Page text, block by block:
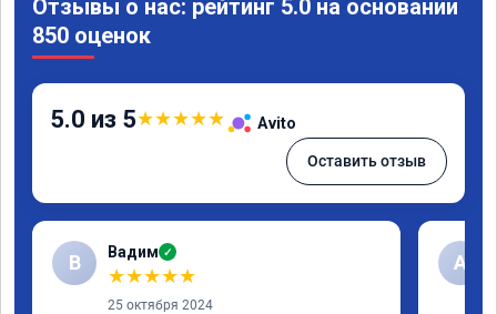
Отзывы о нас: рейтинг 5.0 на основании
850 оценок
5.0 из 5★★★★★ Avito
Оставить отзыв
В Вадим ✓
★★★★★
25 октября 2024
А